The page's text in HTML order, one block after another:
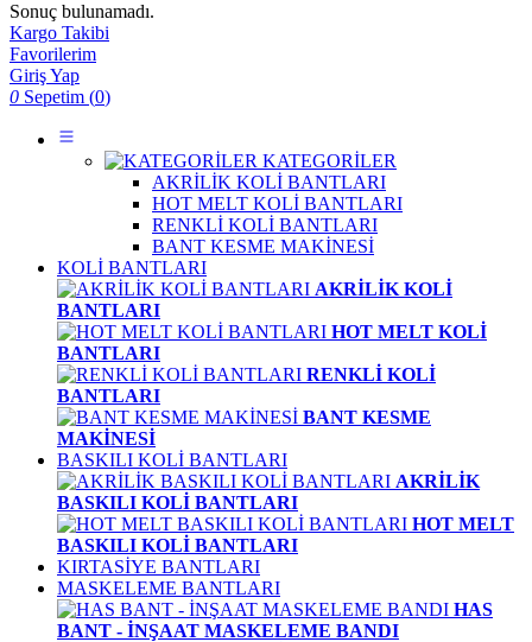
Sonuç bulunamadı.
Kargo Takibi
Favorilerim
Giriş Yap
0 Sepetim (0)
KATEGORİLER
AKRİLİK KOLİ BANTLARI
HOT MELT KOLİ BANTLARI
RENKLİ KOLİ BANTLARI
BANT KESME MAKİNESİ
KOLİ BANTLARI
AKRİLİK KOLİ
BANTLARI
HOT MELT KOLİ
BANTLARI
RENKLİ KOLİ
BANTLARI
BANT KESME
MAKİNESİ
BASKILI KOLİ BANTLARI
AKRİLİK
BASKILI KOLİ BANTLARI
HOT MELT
BASKILI KOLİ BANTLARI
KIRTASİYE BANTLARI
MASKELEME BANTLARI
HAS
BANT - İNŞAAT MASKELEME BANDI